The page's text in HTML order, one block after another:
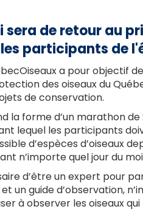
sera de retour au
participants de
a pour objectif
des oiseaux du
de conservation.
la forme d’un marathon de
lequel les participants
d’espèces d’oiseaux
n’importe quel jour du
d’être un expert pour
un guide d’observation,
à observer les oiseaux qui